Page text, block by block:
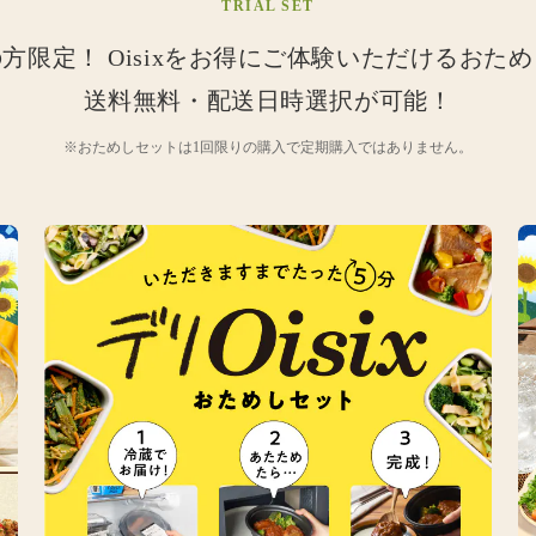
TRIAL SET
限定！
Oisixをお得にご体験いただけるおた
送料無料・配送日時選択が可能！
※おためしセットは1回限りの購入で定期購入ではありません。